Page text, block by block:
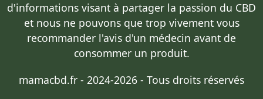
d'informations visant à partager la passion du CBD
et nous ne pouvons que trop vivement vous
recommander l'avis d'un médecin avant de
consommer un produit.
mamacbd.fr - 2024-2026 - Tous droits réservés